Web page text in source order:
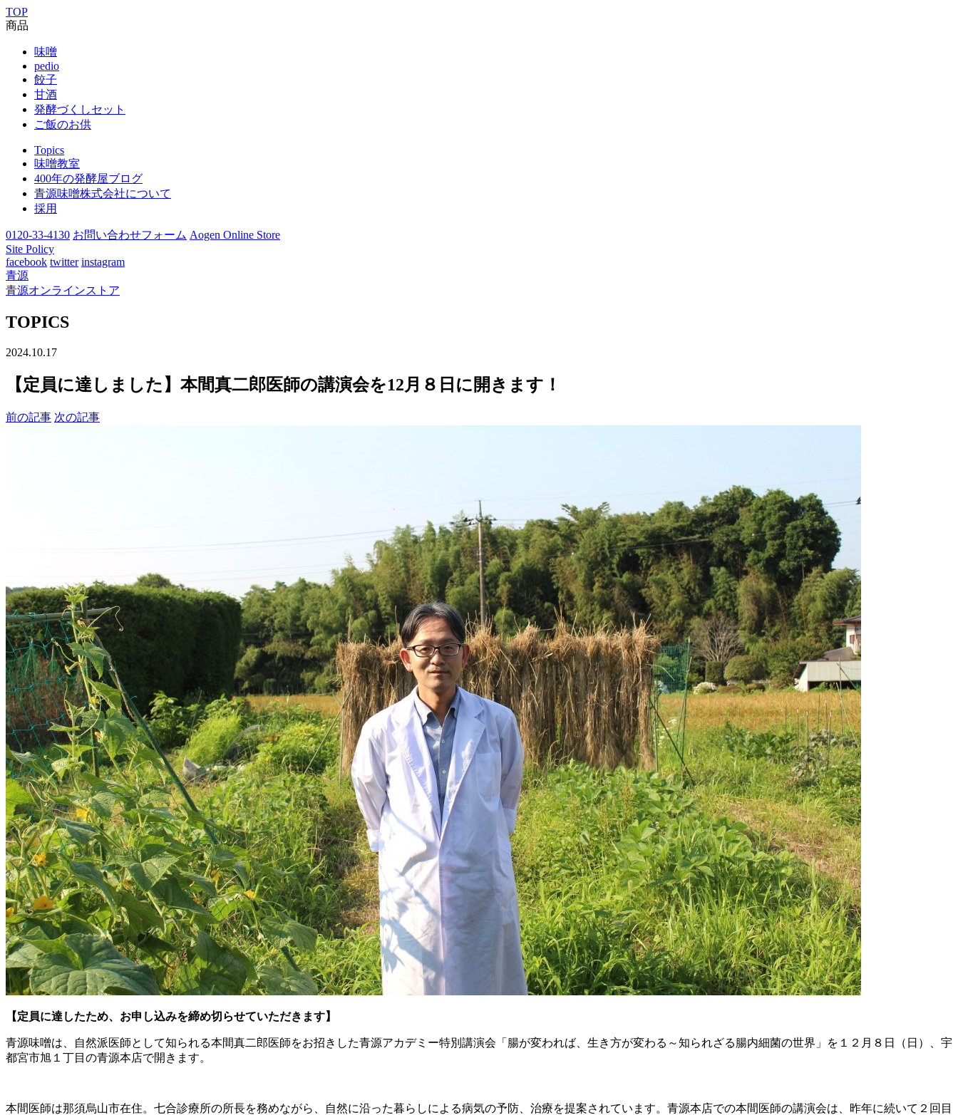
TOP
商品
味噌
pedio
餃子
甘酒
発酵づくしセット
ご飯のお供
Topics
味噌教室
400年の発酵屋ブログ
青源味噌株式会社について
採用
0120-33-4130 お問い合わせフォーム Aogen Online Store
Site Policy
facebook twitter instagram
青源
青源オンラインストア
TOPICS
2024.10.17
【定員に達しました】本間真二郎医師の講演会を12月８日に開きます！
前の記事 次の記事
【定員に達したため、お申し込みを締め切らせていただきます】
青源味噌は、自然派医師として知られる本間真二郎医師をお招きした青源アカデミー特別講演会「腸が変われば、生き方が変わる～知られざる腸内細菌の世界」を１２月８日（日）、宇
都宮市旭１丁目の青源本店で開きます。
本間医師は那須烏山市在住。七合診療所の所長を務めながら、自然に沿った暮らしによる病気の予防、治療を提案されています。青源本店での本間医師の講演会は、昨年に続いて２回目